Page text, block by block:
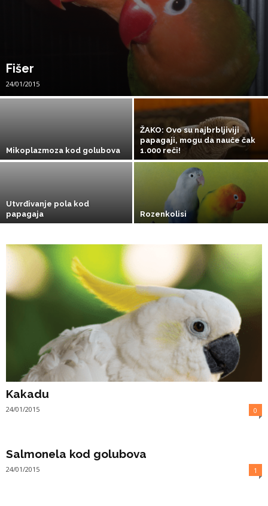
Fišer
24/01/2015
Mikoplazmoza kod golubova
ŽAKO: Ovo su najbrbljiviji
papagaji, mogu da nauče čak
1.000 reči!
Utvrđivanje pola kod
papagaja
Rozenkolisi
Kakadu
24/01/2015 0
Salmonela kod golubova
24/01/2015 1